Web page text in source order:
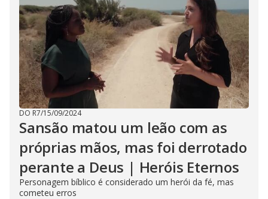
DO R7/15/09/2024
Sansão matou um leão com as
próprias mãos, mas foi derrotado
perante a Deus | Heróis Eternos
Personagem bíblico é considerado um herói da fé, mas
cometeu erros